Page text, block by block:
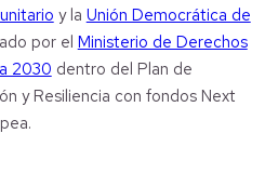
y la Unión Democrática de
por el Ministerio de Derechos
2030 dentro del Plan de
y Resiliencia con fondos Next